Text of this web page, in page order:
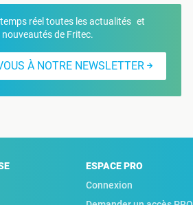
temps réel toutes les actualités et
nouveautés de Fritec.
À NOTRE NEWSLETTER
ESPACE PRO
Connexion